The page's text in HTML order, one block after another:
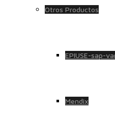
Otros Productos
EPIUSE-sap-
Mendix